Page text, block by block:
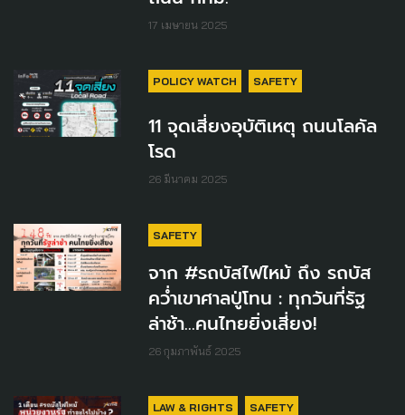
17 เมษายน 2025
POLICY WATCH SAFETY
11 จุดเสี่ยงอุบัติเหตุ ถนนโลคัล
โรด
26 มีนาคม 2025
SAFETY
จาก #รถบัสไฟไหม้ ถึง รถบัส
คว่ำเขาศาลปู่โทน : ทุกวันที่รัฐ
ล่าช้า...คนไทยยิ่งเสี่ยง!
26 กุมภาพันธ์ 2025
LAW & RIGHTS SAFETY